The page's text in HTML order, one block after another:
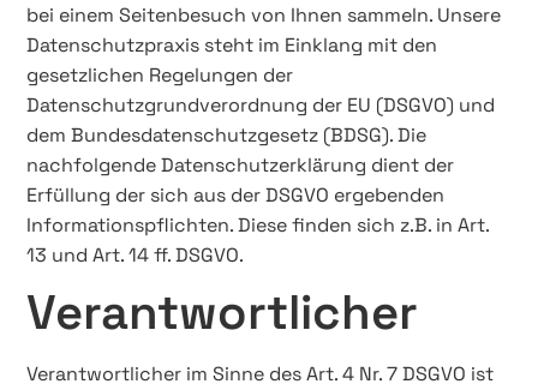
bei einem Seitenbesuch von Ihnen sammeln. Unsere
Datenschutzpraxis steht im Einklang mit den
gesetzlichen Regelungen der
Datenschutzgrundverordnung der EU (DSGVO) und
dem Bundesdatenschutzgesetz (BDSG). Die
nachfolgende Datenschutzerklärung dient der
Erfüllung der sich aus der DSGVO ergebenden
Informationspflichten. Diese finden sich z.B. in Art.
13 und Art. 14 ff. DSGVO.
Verantwortlicher
Verantwortlicher im Sinne des Art. 4 Nr. 7 DSGVO ist